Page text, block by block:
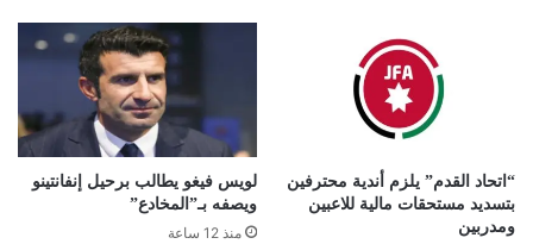
“اتحاد القدم” يلزم أندية محترفين
بتسديد مستحقات مالية للاعبين
ومدربين
لويس فيغو يطالب برحيل إنفانتينو
ويصفه بـ”المخادع”
منذ 12 ساعة